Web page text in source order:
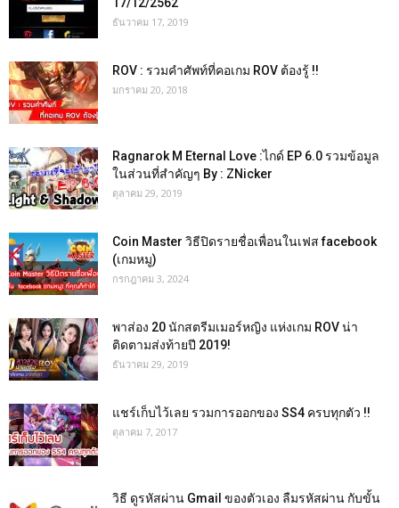
ธันวาคม 17, 2019
ROV : รวมคำศัพท์ที่คอเกม ROV ต้องรู้ !!
มกราคม 20, 2018
Ragnarok M Eternal Love :ไกด์ EP 6.0 รวมข้อมูล
ในส่วนที่สำคัญๆ By : ZNicker
ตุลาคม 29, 2019
Coin Master วิธีปิดรายชื่อเพื่อนในเฟส facebook
(เกมหมู)
กรกฎาคม 3, 2024
พาส่อง 20 นักสตรีมเมอร์หญิง แห่งเกม ROV น่า
ติดตามส่งท้ายปี 2019!
ธันวาคม 29, 2019
แชร์เก็บไว้เลย รวมการออกของ SS4 ครบทุกตัว !!
ตุลาคม 7, 2017
วิธี ดูรหัสผ่าน Gmail ของตัวเอง ลืมรหัสผ่าน กับขั้น